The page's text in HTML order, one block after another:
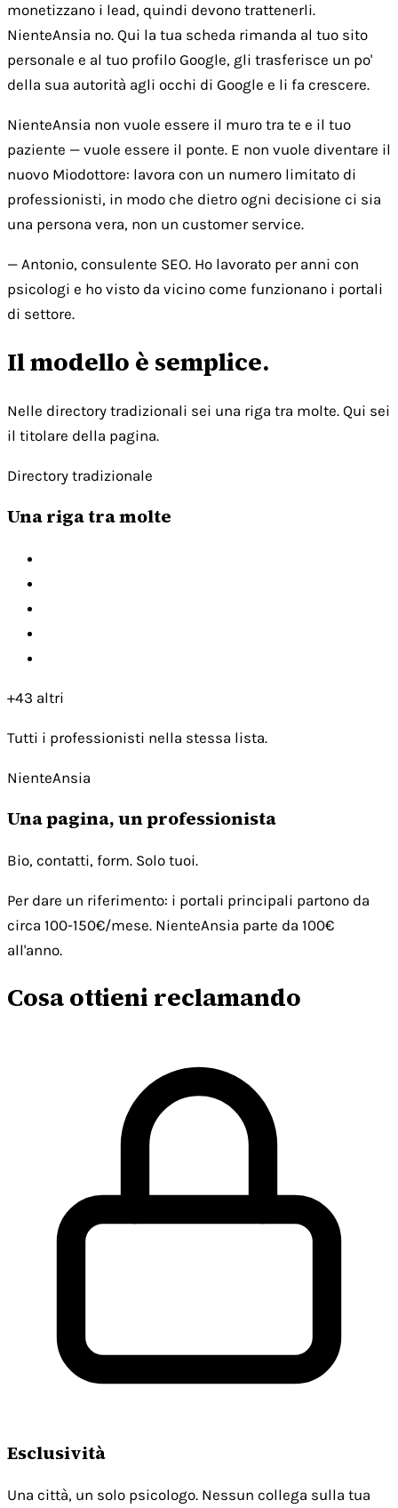
monetizzano i lead, quindi devono trattenerli.
NienteAnsia no. Qui la tua scheda rimanda al tuo sito
personale e al tuo profilo Google, gli trasferisce un po'
della sua autorità agli occhi di Google e li fa crescere.
NienteAnsia non vuole essere il muro tra te e il tuo
paziente — vuole essere il ponte. E non vuole diventare il
nuovo Miodottore: lavora con un numero limitato di
professionisti, in modo che dietro ogni decisione ci sia
una persona vera, non un customer service.
— Antonio, consulente SEO. Ho lavorato per anni con
psicologi e ho visto da vicino come funzionano i portali
di settore.
Il modello è semplice.
Nelle directory tradizionali sei una riga tra molte. Qui sei
il titolare della pagina.
Directory tradizionale
Una riga tra molte
+43 altri
Tutti i professionisti nella stessa lista.
NienteAnsia
Una pagina, un professionista
Bio, contatti, form. Solo tuoi.
Per dare un riferimento: i portali principali partono da
circa 100-150€/mese. NienteAnsia parte da 100€
all'anno.
Cosa ottieni reclamando
Esclusività
Una città, un solo psicologo. Nessun collega sulla tua